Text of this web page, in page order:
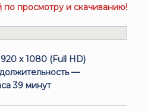
по просмотру и скачиванию!
x 1080 (Full HD)
—
39 минут